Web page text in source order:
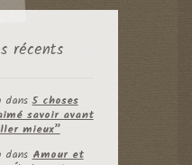
récents
dans5 choses
savoir avant
mieux”
dansAmour et